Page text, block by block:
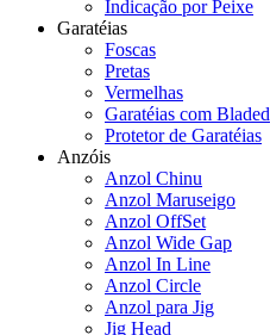
Indicação por Peixe
Garatéias
Foscas
Pretas
Vermelhas
Garatéias com Bladed
Protetor de Garatéias
Anzóis
Anzol Chinu
Anzol Maruseigo
Anzol OffSet
Anzol Wide Gap
Anzol In Line
Anzol Circle
Anzol para Jig
Jig Head